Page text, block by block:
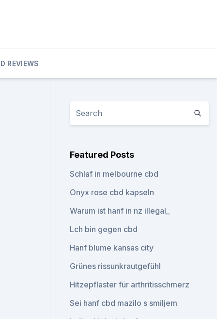
REVIEWS
Featured Posts
Schlaf in melbourne cbd
Onyx rose cbd kapseln
Warum ist hanf in nz illegal_
Lch bin gegen cbd
Hanf blume kansas city
Grünes rissunkrautgefühl
Hitzepflaster für arthritisschmerz
Sei hanf cbd mazilo s smiljem